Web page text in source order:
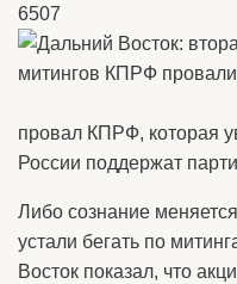
6507
провал КПРФ, которая
России поддержат
Либо сознание
устали бегать по
Восток показал, что